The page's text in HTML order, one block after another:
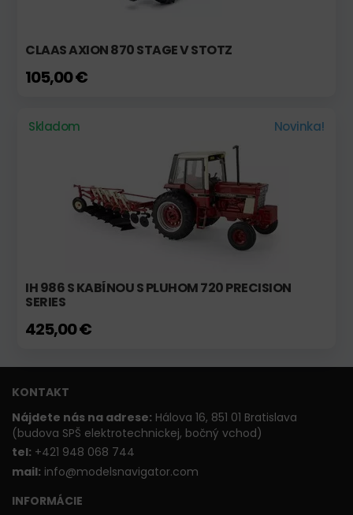
CLAAS AXION 870 STAGE V STOTZ
105,00 €
Skladom Novinka!
IH 986 S KABÍNOU S PLUHOM 720 PRECISION
SERIES
425,00 €
KONTAKT
Nájdete nás na adrese: Hálova 16, 851 01 Bratislava
(budova SPŠ elektrotechnickej, bočný vchod)
tel: +421 948 068 744
mail: info@modelsnavigator.com
INFORMÁCIE